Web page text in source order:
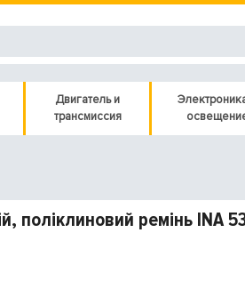
Двигатель и
трансмиссия
поліклиновий ремінь INA